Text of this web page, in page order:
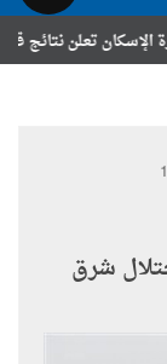
نتائج قرعة
شرق